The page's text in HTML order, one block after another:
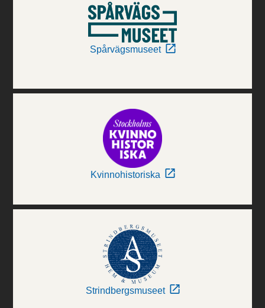
Spårvägsmuseet
Kvinnohistoriska
Strindbergsmuseet